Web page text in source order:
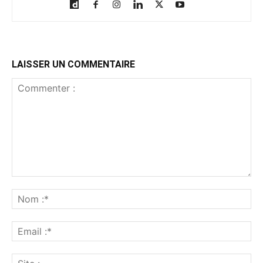
LAISSER UN COMMENTAIRE